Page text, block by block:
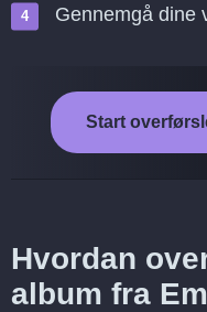
Gennemgå dine
Start
Hvordan
album fra